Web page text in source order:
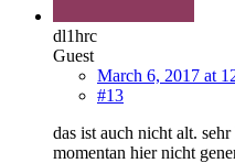
dl1hrc
Guest
March 6, 2017 at
#13
das ist auch nicht alt.
momentan hier nicht